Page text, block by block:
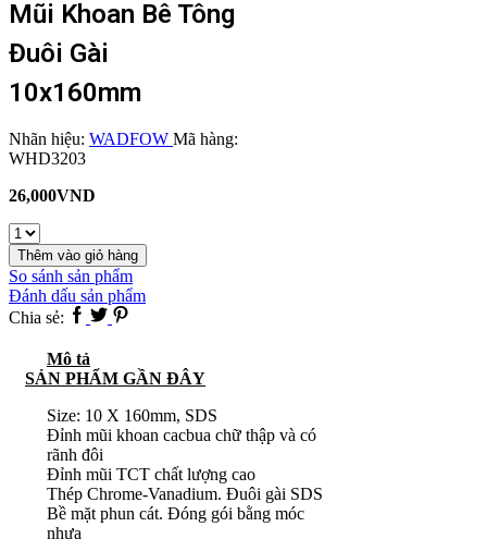
Mũi Khoan Bê Tông
Đuôi Gài
10x160mm
Nhãn hiệu: WADFOW Mã hàng:
WHD3203
26,000VND
Mũi
khoan
bê
tông
đuôi
gài
10x160mm
lượng
Thêm vào giỏ hàng
So sánh sản phẩm
Đánh dấu sản phẩm
Chia sẻ: Facebook
TwitterPinterest
Mô tả
SẢN PHẨM GẦN ĐÂY
Size: 10 X 160mm, SDS
Đỉnh mũi khoan cacbua chữ thập và có
rãnh đôi
Đỉnh mũi TCT chất lượng cao
Thép Chrome-Vanadium. Đuôi gài SDS
Bề mặt phun cát. Đóng gói bằng móc
nhựa